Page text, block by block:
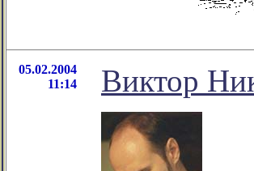
05.02.2004
11:14
Виктор